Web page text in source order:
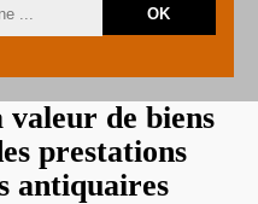
valeur de biens
prestations
antiquaires